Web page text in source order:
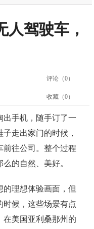
人驾驶车，
评论（0）
收藏（0）
出手机，随手订了一
走出家门的时候，
前往公司。整个过程
的自然、美好。
理想体验画面，但
时候，这些场景有点
在美国亚利桑那州的